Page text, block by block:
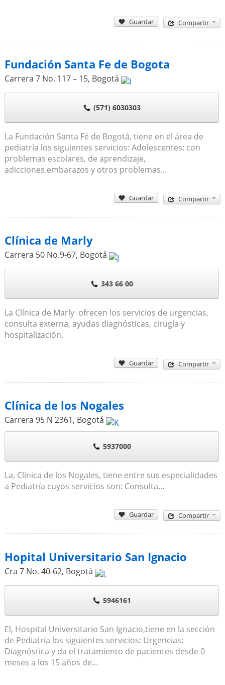
Guardar Compartir
Fundación Santa Fe de Bogota
Carrera 7 No. 117 – 15, Bogotá
(571) 6030303
La Fundación Santa Fé de Bogotá, tiene en el área de
pediatría los siguientes servicios: Adolescentes: con
problemas escolares, de aprendizaje,
adicciones.embarazos y otros problemas...
Guardar Compartir
Clínica de Marly
Carrera 50 No.9-67, Bogotá
343 66 00
La Clínica de Marly ofrecen los servicios de urgencias,
consulta externa, ayudas diagnósticas, cirugía y
hospitalización.
Guardar Compartir
Clínica de los Nogales
Carrera 95 N 2361, Bogotá
5937000
La, Clínica de los Nogales, tiene entre sus especialidades
a Pediatría cuyos servicios son: Consulta...
Guardar Compartir
Hopital Universitario San Ignacio
Cra 7 No. 40-62, Bogotá
5946161
El, Hospital Universitario San Ignacio,tiene en la sección
de Pediatría los siguientes servicios: Urgencias:
Diagnóstica y da el tratamiento de pacientes desde 0
meses a los 15 años de...